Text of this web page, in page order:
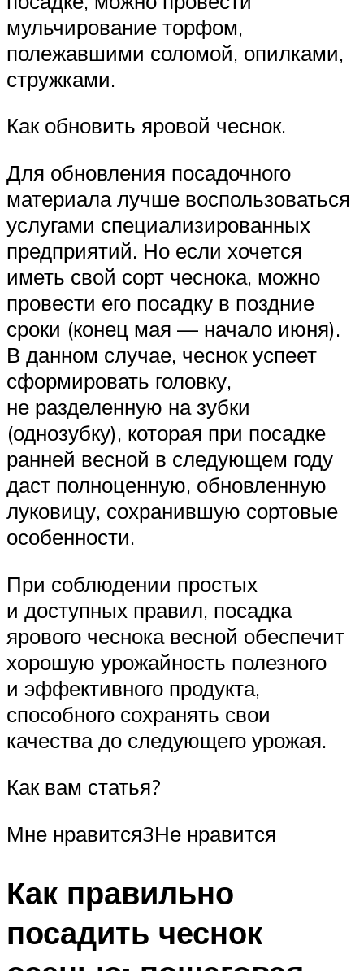
мульчирование торфом,
полежавшими соломой, опилками,
стружками.
Как обновить яровой чеснок.
Для обновления посадочного
материала лучше воспользоваться
услугами специализированных
предприятий. Но если хочется
иметь свой сорт чеснока, можно
провести его посадку в поздние
сроки (конец мая — начало июня).
В данном случае, чеснок успеет
сформировать головку,
не разделенную на зубки
(однозубку), которая при посадке
ранней весной в следующем году
даст полноценную, обновленную
луковицу, сохранившую сортовые
особенности.
При соблюдении простых
и доступных правил, посадка
ярового чеснока весной обеспечит
хорошую урожайность полезного
и эффективного продукта,
способного сохранять свои
качества до следующего урожая.
Как вам статья?
Мне нравится3Не нравится
Как правильно
посадить чеснок